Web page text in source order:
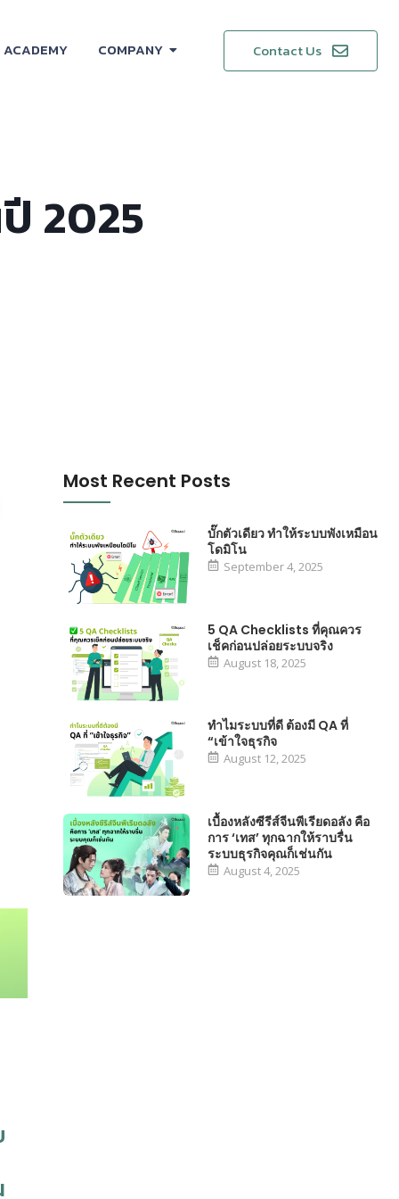
COMPANY Contact Us
2025
Most Recent Posts
บั๊กตัวเดียว ทำให้ระบบพังเหมือน
โดมิโน
September 4, 2025
5 QA Checklists ที่คุณควร
เช็คก่อนปล่อยระบบจริง
August 18, 2025
ทำไมระบบที่ดี ต้องมี QA ที่
“เข้าใจธุรกิจ
August 12, 2025
เบื้องหลังซีรีส์จีนพีเรียดอลัง คือ
การ ‘เทส’ ทุกฉากให้ราบรื่น
ระบบธุรกิจคุณก็เช่นกัน
August 4, 2025